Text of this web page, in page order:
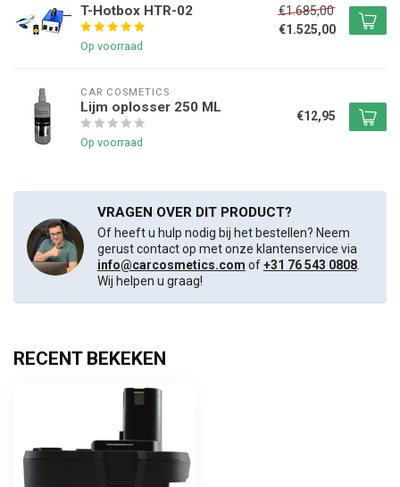
T-Hotbox HTR-02
Op voorraad
€1.685,00
€1.525,00
CAR COSMETICS
Lijm oplosser 250 ML
Op voorraad
€12,95
VRAGEN OVER DIT PRODUCT?
Of heeft u hulp nodig bij het bestellen? Neem
gerust contact op met onze klantenservice via
info@carcosmetics.com of+31 76 543 0808
Wij helpen u graag!
RECENT BEKEKEN